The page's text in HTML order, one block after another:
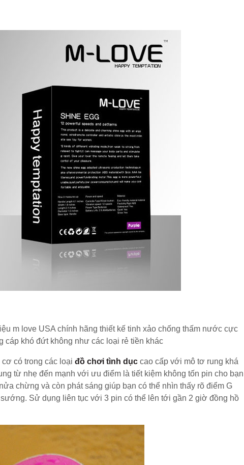
m love USA chính hãng thiết kế tinh xảo chống thấm nước cực
cáp khó đứt không như các loại rẻ tiền khác
có trong các loại đồ chơi tình dục cao cấp với mô tơ rung khá
từ nhẹ đến mạnh với ưu điểm là tiết kiệm không tốn pin cho bạn
chừng và còn phát sáng giúp bạn có thể nhìn thấy rõ điểm G
Sử dụng liên tục với 3 pin có thể lên tới gần 2 giờ đồng hồ